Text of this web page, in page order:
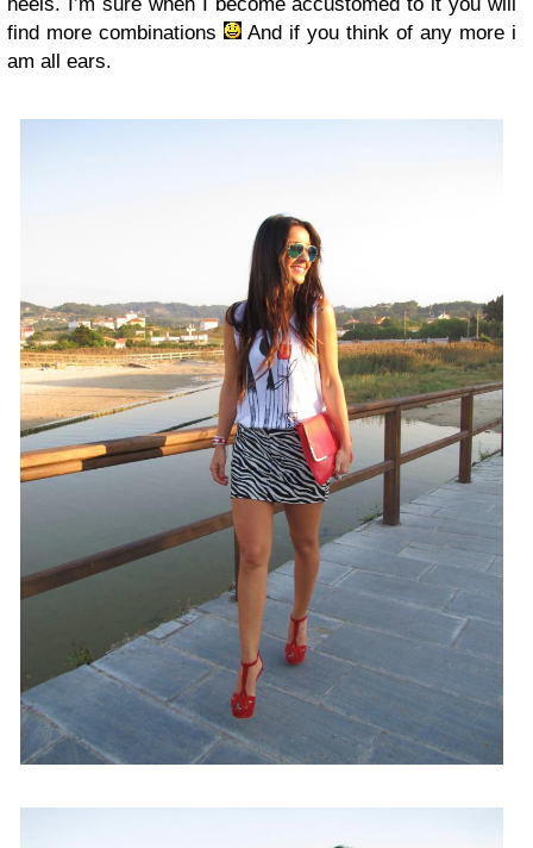
find more combinations
And if you think of any more i
am all ears.